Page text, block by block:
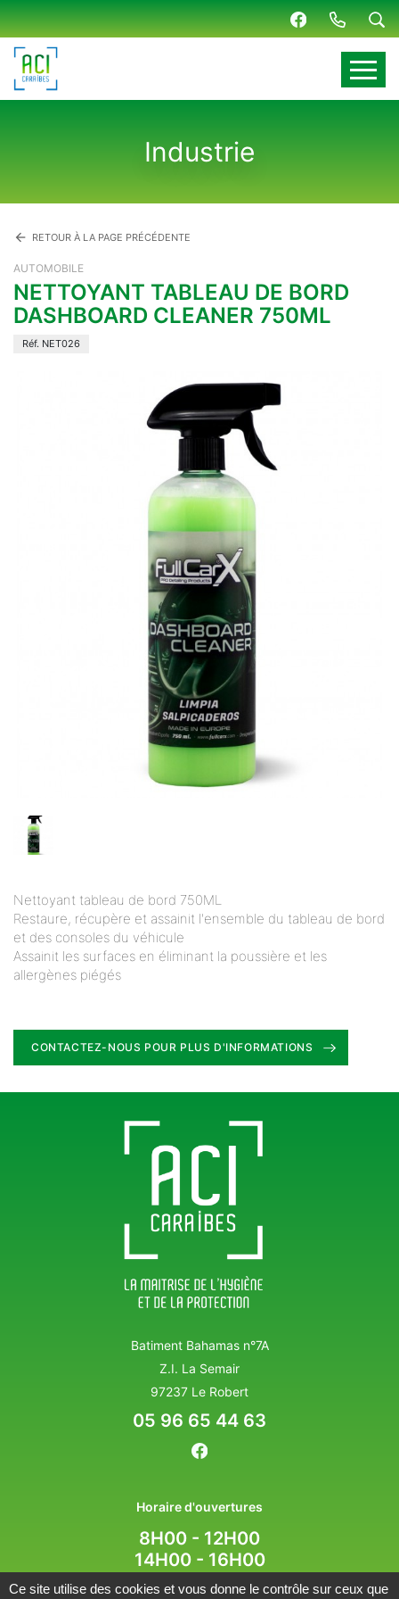
Industrie
arrow_back RETOUR À LA PAGE PRÉCÉDENTE
AUTOMOBILE
NETTOYANT TABLEAU DE BORD
DASHBOARD CLEANER 750ML
Réf. NET026
Nettoyant tableau de bord 750ML
Restaure, récupère et assainit l'ensemble du tableau de bord
et des consoles du véhicule
Assainit les surfaces en éliminant la poussière et les
allergènes piégés
CONTACTEZ-NOUS POUR PLUS D'INFORMATIONS
Batiment Bahamas n°7A
Z.I. La Semair
97237 Le Robert
05 96 65 44 63
Horaire d'ouvertures
8H00 - 12H00
14H00 - 16H00
Panneau de gestion des cookies
Ce site utilise des cookies et vous donne le contrôle sur ceux que